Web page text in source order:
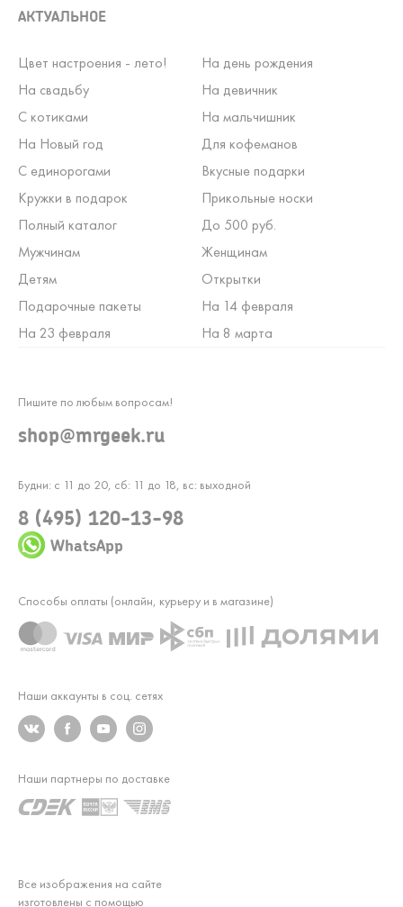
АКТУАЛЬНОЕ
Цвет настроения - лето!
На день рождения
На свадьбу
На девичник
С котиками
На мальчишник
На Новый год
Для кофеманов
С единорогами
Вкусные подарки
Кружки в подарок
Прикольные носки
Полный каталог
До 500 руб.
Мужчинам
Женщинам
Детям
Открытки
Подарочные пакеты
На 14 февраля
На 23 февраля
На 8 марта
Будни: с 11 до 20, сб: 11 до 18, вс: выходной
8 (495) 120-13-98
WhatsApp
Пишите по любым вопросам!
shop@mrgeek.ru
Наши аккаунты в соц. сетях
Все изображения на сайте
изготовлены с помощью
Способы оплаты (онлайн, курьеру и в магазине)
Наши партнеры по доставке